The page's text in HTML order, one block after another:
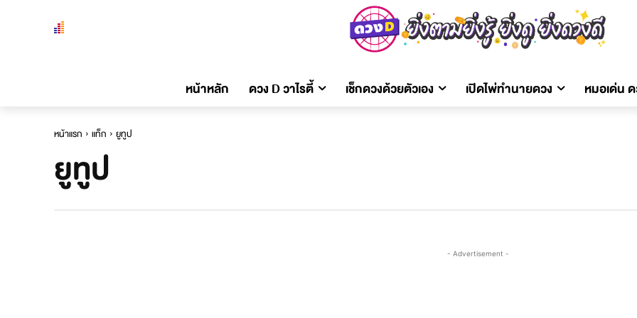
หน้าหลัก ดวง D วาไรตี้ เช็กดวงด้วยตัวเอง เปิดไพ่ทำนายดวง หมอเด่น
หน้าแรก แท็ก ยูทูป
ยูทูป
- Advertisement -